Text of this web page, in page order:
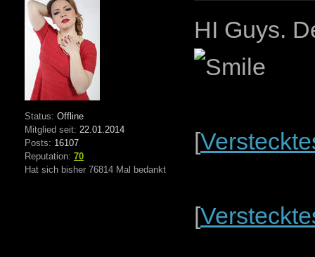
Status: Offline
Mitglied seit: 22.01.2014
Posts: 16107
Reputation: 70
Hat sich bisher 76814 Mal bedankt
HI Guys.
[
[